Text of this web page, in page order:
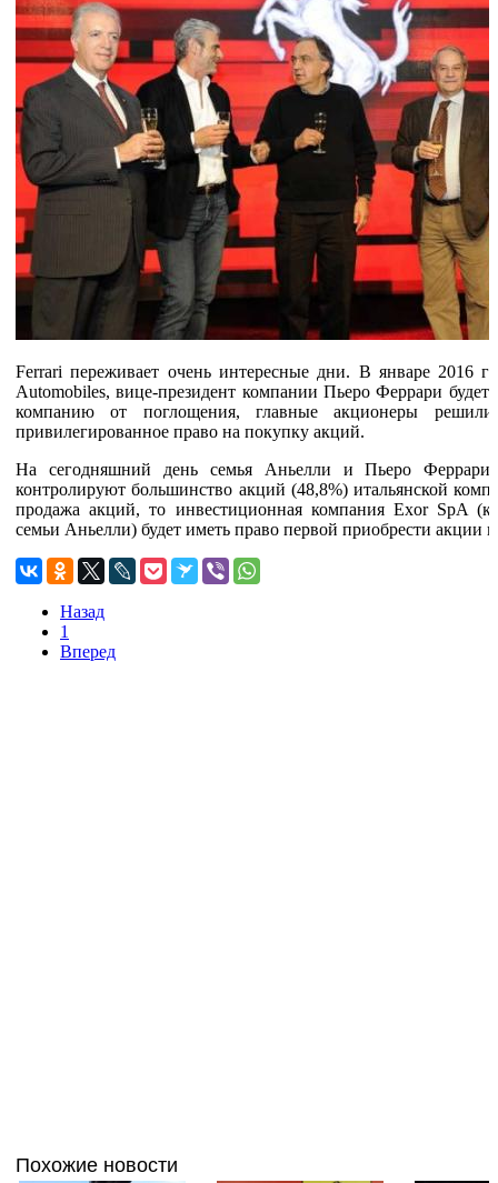
Ferrari переживает очень интересные дни. В январе 2016
Automobiles, вице-президент компании Пьеро Феррари
компанию от поглощения, главные акционеры
привилегированное право на покупку акций.
На сегодняшний день семья Аньелли и Пьеро Феррари
контролируют большинство акций (48,8%) итальянской
продажа акций, то инвестиционная компания Exor SpA
семьи Аньелли) будет иметь право первой приобрести акции
Назад
1
Вперед
Похожие новости